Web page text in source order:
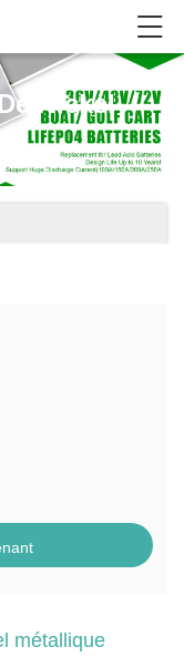
Nickel
métallique